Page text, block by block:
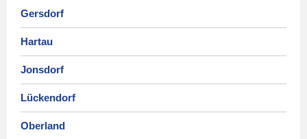
Gersdorf
Hartau
Jonsdorf
Lückendorf
Oberland